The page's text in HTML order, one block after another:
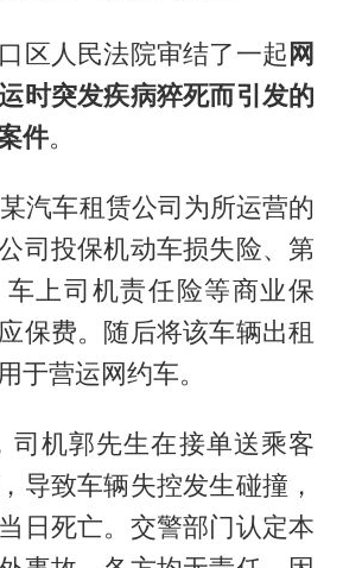
区人民法院审结了一起 网
时突发疾病猝死而引发的
件。
汽车租赁公司为所运营的
司投保机动车损失险、第
上司机责任险等商业保
保费。随后将该车辆出租
于营运网约车。
司机郭先生在接单送乘客
导致车辆失控发生碰撞，
日死亡。交警部门认定本